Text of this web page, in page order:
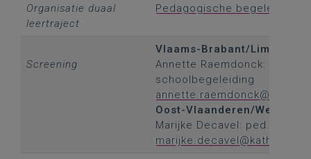
Organisatie duaal
leertraject
Pedagogische begeleiding
Screening
Vlaams-Brabant/Limburg/
Annette Raemdonck:
schoolbegeleiding
Oost-Vlaanderen/West-
Marijke Decavel: ped.beg. -